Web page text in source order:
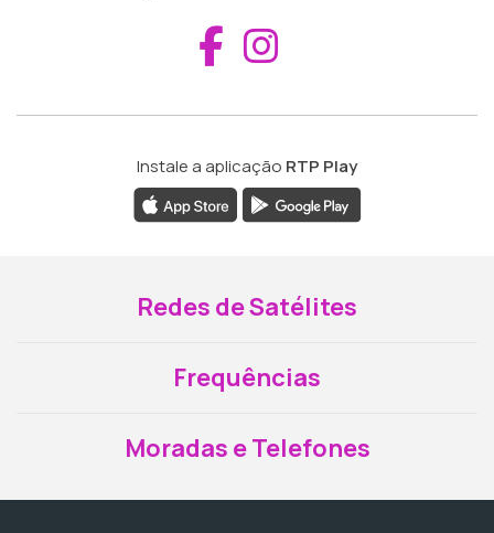
Aceder ao
Instale a aplicação RTP Play
Redes de Satélites
Frequências
Moradas e Telefones